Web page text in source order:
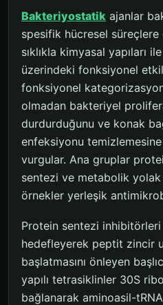
Bakteriyostatik ajanlar
spesifik hücresel süreçlere
sıklıkla kimyasal yapıları
üzerindeki fonksiyonel
fonksiyonel
olmadan bakteriyel
durdurduğunu ve konak
enfeksiyonu
vurgular. Ana gruplar
sentezi ve metabolik
örnekler yerleşik
Protein sentezi
hedefleyerek peptit zincir
başlatmasını önleyen
yapılı tetrasiklinler 30S
bağlanarak aminoasil-